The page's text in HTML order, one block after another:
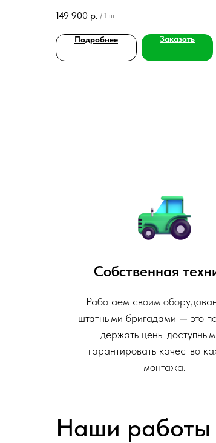
149 900 р. / 1 шт
Подробнее Заказать
Собственная
Работаем своим
штатными бригадами — это
держать цены
гарантировать качество
монтажа.
Наши работы